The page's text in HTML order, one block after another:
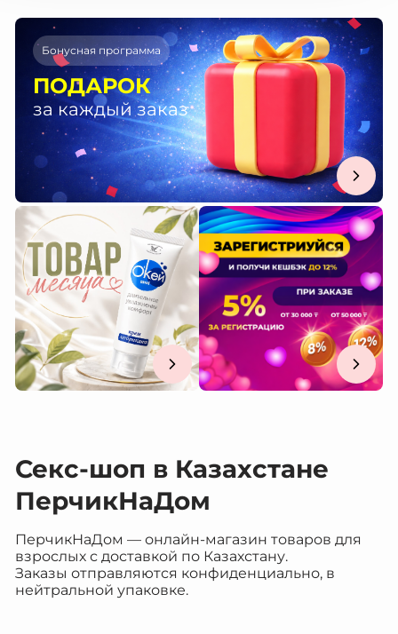
Бонусная программа
ПОДАРОК
за каждый заказ
Секс-шоп в Казахстане
ПерчикНаДом
ПерчикНаДом — онлайн-магазин товаров для
взрослых с доставкой по Казахстану.
Заказы отправляются конфиденциально, в
нейтральной упаковке.